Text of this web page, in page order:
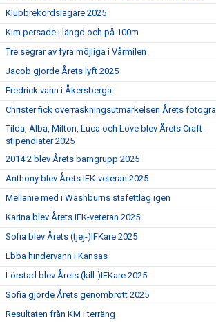
Klubbrekordslagare 2025
Kim persade i längd och på 100m
Tre segrar av fyra möjliga i Vårmilen
Jacob gjorde Årets lyft 2025
Fredrick vann i Åkersberga
Christer fick överraskningsutmärkelsen Årets
Tilda, Alba, Milton, Luca och Love blev Årets Craft-
stipendiater 2025
2014:2 blev Årets barngrupp 2025
Anthony blev Årets IFK-veteran 2025
Mellanie med i Washburns stafettlag igen
Karina blev Årets IFK-veteran 2025
Sofia blev Årets (tjej-)IFKare 2025
Ebba hindervann i Kansas
Lörstad blev Årets (kill-)IFKare 2025
Sofia gjorde Årets genombrott 2025
Resultaten från KM i terräng